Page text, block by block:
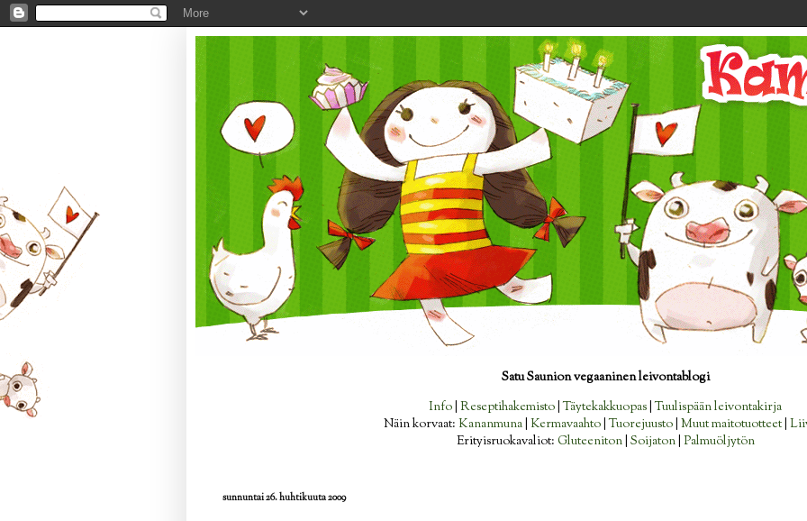
Satu Saunion vegaaninen leivontablogi
Info Reseptihakemisto |Täytekakkuopas |Tuulispään leivontakirja
Näin korvaat: Kananmuna Kermavaahto |Tuorejuusto Muut maitotuotteet|
Erityisruokavaliot: Gluteeniton| Soijaton| Palmuöljytön
sunnuntai 26. huhtikuuta 2009